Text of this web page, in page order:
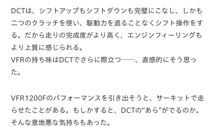
DCTは、シフトアップもシフトダウンも完璧にこなし、しかも
二つのクラッチを使い、駆動力を遮ることなくシフト操作をす
る。だから走りの完成度がより高く、エンジンフィーリングも
より上質に感じられる。
VFRの持ち味はDCTでさらに際立つ──、直感的にそう思っ
た。
VFR1200Fのパフォーマンスを引き出そうと、サーキットで走
らせたことがある。もしかすると、DCTの“あら”がでるのか。
そんな意地悪な気持ちもあった。